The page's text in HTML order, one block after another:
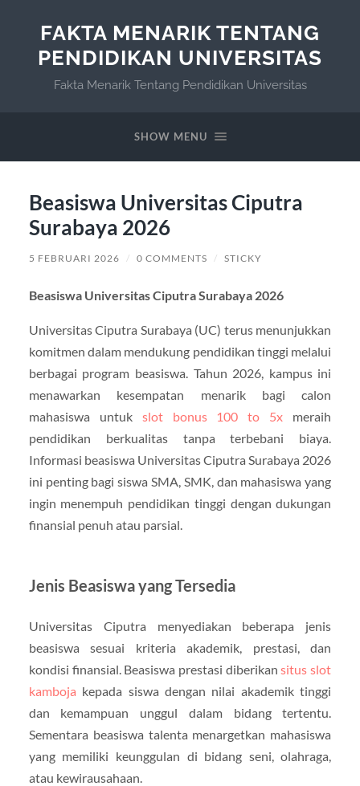
FAKTA MENARIK TENTANG
PENDIDIKAN UNIVERSITAS
Fakta Menarik Tentang Pendidikan Universitas
SHOW MENU
Beasiswa Universitas Ciputra
Surabaya 2026
5 FEBRUARI 2026 / 0 COMMENTS / STICKY
Beasiswa Universitas Ciputra Surabaya 2026
Universitas Ciputra Surabaya (UC) terus menunjukkan
komitmen dalam mendukung pendidikan tinggi melalui
berbagai program beasiswa. Tahun 2026, kampus ini
menawarkan kesempatan menarik bagi calon
mahasiswa untuk slot bonus 100 to 5x meraih
pendidikan berkualitas tanpa terbebani biaya.
Informasi beasiswa Universitas Ciputra Surabaya 2026
ini penting bagi siswa SMA, SMK, dan mahasiswa yang
ingin menempuh pendidikan tinggi dengan dukungan
finansial penuh atau parsial.
Jenis Beasiswa yang Tersedia
Universitas Ciputra menyediakan beberapa jenis
beasiswa sesuai kriteria akademik, prestasi, dan
kondisi finansial. Beasiswa prestasi diberikansitus slot
kamboja kepada siswa dengan nilai akademik tinggi
dan kemampuan unggul dalam bidang tertentu.
Sementara beasiswa talenta menargetkan mahasiswa
yang memiliki keunggulan di bidang seni, olahraga,
atau kewirausahaan.